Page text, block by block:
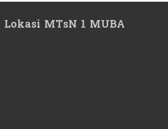
Lokasi MTsN 1 MUBA